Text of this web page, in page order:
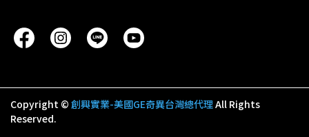
Copyright © 創興實業-美國GE奇異台灣總代理All Rights
Reserved.